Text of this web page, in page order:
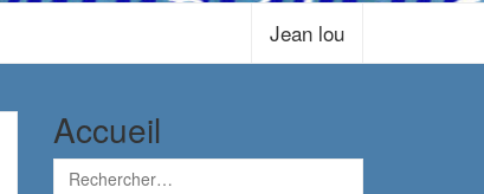
Jean lou
Accueil